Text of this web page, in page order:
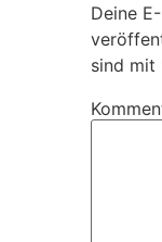
Deine
sind mit